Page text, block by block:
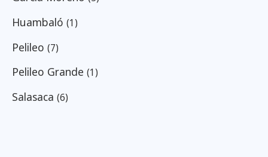
Huambaló (1)
Pelileo (7)
Pelileo Grande (1)
Salasaca (6)